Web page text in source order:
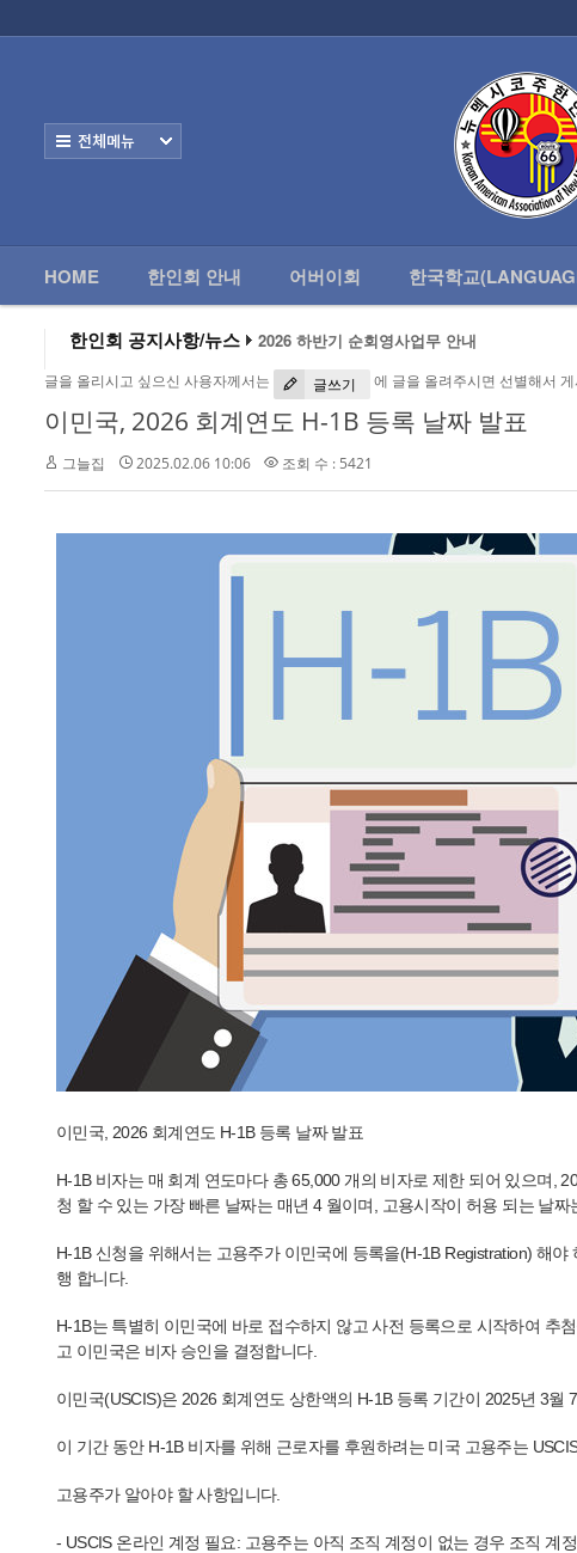
HOME 한인회 안내 어버이회 한국학교
한인회 공지사항/뉴스
2026 미주한인회장대회
알버커키 감리교회 부흥회 조영진 목사님
2026년 3월 10일 상반기 순회 영사업무 안내
2026 하반기 순회영사업무 안내
글을 올리시고 싶으신 사용자께서는 글쓰기 에 글을 올려주시면 선별해서
이민국, 2026 회계연도 H-1B 등록 날짜 발표
그늘집 2025.02.06 10:06 조회 수 : 5421
이민국, 2026 회계연도 H-1B 등록 날짜 발표
H-1B 비자는 매 회계 연도마다 총 65,000 개의 비자로 제한 되어 있으며,
청 할 수 있는 가장 빠른 날짜는 매년 4 월이며, 고용시작이 허용 되는 날짜
H-1B 신청을 위해서는 고용주가 이민국에 등록을(H-1B Registration) 해
행 합니다.
H-1B는 특별히 이민국에 바로 접수하지 않고 사전 등록으로 시작하여 추
고 이민국은 비자 승인을 결정합니다.
이민국(USCIS)은 2026 회계연도 상한액의 H-1B 등록 기간이 2025년 3
이 기간 동안 H-1B 비자를 위해 근로자를 후원하려는 미국 고용주는
고용주가 알아야 할 사항입니다.
- USCIS 온라인 계정 필요: 고용주는 아직 조직 계정이 없는 경우 조직
한인회 안내
정보/생활/건강
- 한인회총람(2012)
- 뉴멕시코 한인업소록
- 뉴멕시코골프회
Contacts